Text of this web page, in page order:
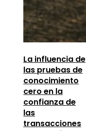
La influencia de
las pruebas de
conocimiento
cero en la
confianza de
las
transacciones